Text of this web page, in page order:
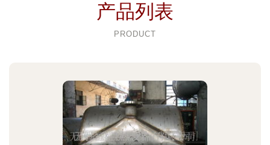
产品列表
PRODUCT